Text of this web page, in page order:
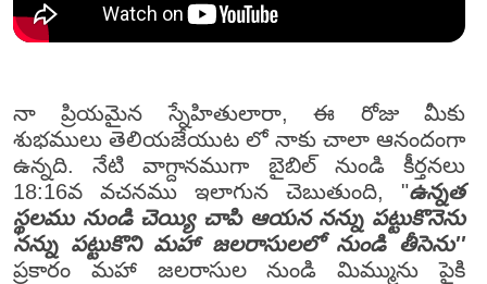
నా ప్రియమైన స్నేహితులారా, ఈ రోజు మీకు
శుభములు తెలియజేయుట లో నాకు చాలా ఆనందంగా
ఉన్నది. నేటి వాగ్దానముగా బైబిల్ నుండి కీర్తనలు
18:16వ వచనము ఇలాగున చెబుతుంది, "ఉన్నత
స్థలము నుండి చెయ్యి చాపి ఆయన నన్ను పట్టుకొనెను
నన్ను పట్టుకొని మహా జలరాసులలో నుండి తీసెను''
ప్రకారం మహా జలరాసుల నుండి మిమ్మును పైకి